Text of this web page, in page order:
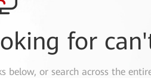
for
below, or search across the